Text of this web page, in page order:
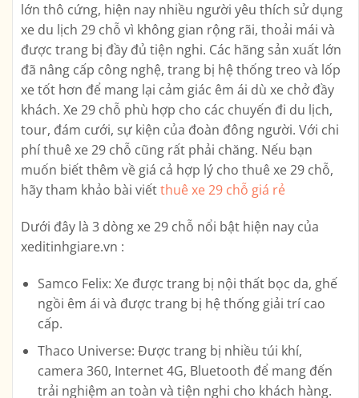
lớn thô cứng, hiện nay nhiều người yêu thích sử dụng
xe du lịch 29 chỗ vì không gian rộng rãi, thoải mái và
được trang bị đầy đủ tiện nghi. Các hãng sản xuất lớn
đã nâng cấp công nghệ, trang bị hệ thống treo và lốp
xe tốt hơn để mang lại cảm giác êm ái dù xe chở đầy
khách. Xe 29 chỗ phù hợp cho các chuyến đi du lịch,
tour, đám cưới, sự kiện của đoàn đông người. Với chi
phí thuê xe 29 chỗ cũng rất phải chăng. Nếu bạn
muốn biết thêm về giá cả hợp lý cho thuê xe 29 chỗ,
hãy tham khảo bài viếtthuê xe 29 chỗ giá rẻ
Dưới đây là 3 dòng xe 29 chỗ nổi bật hiện nay của
xeditinhgiare.vn :
Samco Felix: Xe được trang bị nội thất bọc da, ghế
ngồi êm ái và được trang bị hệ thống giải trí cao
cấp.
Thaco Universe: Được trang bị nhiều túi khí,
camera 360, Internet 4G, Bluetooth để mang đến
trải nghiệm an toàn và tiện nghi cho khách hàng.